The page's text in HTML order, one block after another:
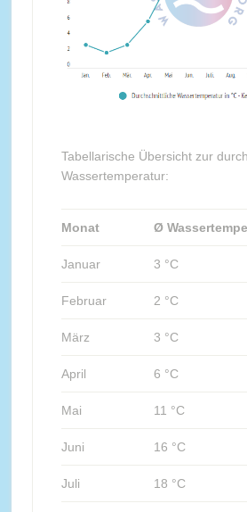
Tabellarische Übersicht zur
Wassertemperatur:
Monat Ø
Januar 3 °C
Februar 2 °C
März 3 °C
April 6 °C
Mai 11 °C
Juni 16 °C
Juli 18 °C